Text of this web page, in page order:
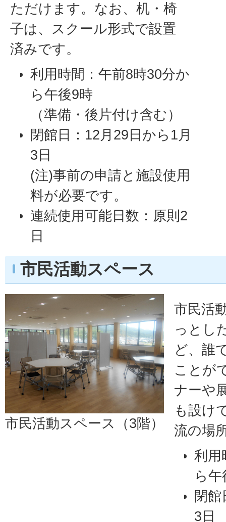
ただけます。なお、机・椅
子は、スクール形式で設置
済みです。
利用時間：午前8時30分か
ら午後9時
（準備・後片付け含む）
閉館日：12月29日から1月
3日
(注)事前の申請と施設使用
料が必要です。
連続使用可能日数：原則2
日
市民活動スペース
市民活動スペース（3階）
市民活
っとし
ど、誰
ことが
ナーや
も設け
流の場
利用
ら
閉
3日